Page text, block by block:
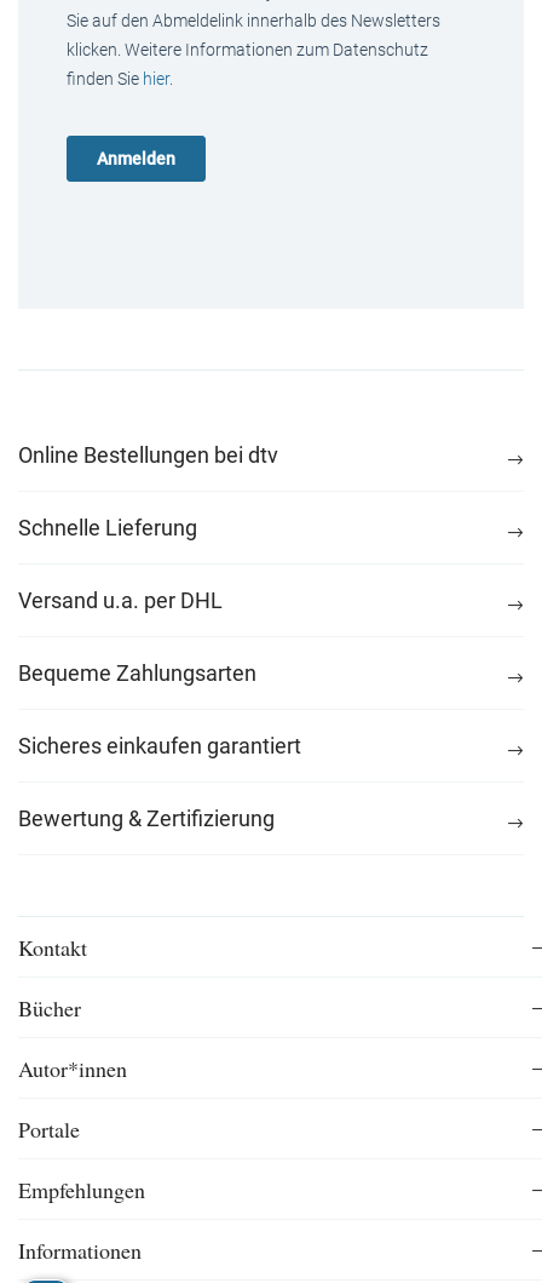
Sie auf den Abmeldelink innerhalb des Newsletters
klicken. Weitere Informationen zum Datenschutz
finden Sie hier.
Online Bestellungen bei dtv
Schnelle Lieferung
Versand u.a. per DHL
Bequeme Zahlungsarten
Sicheres einkaufen garantiert
Bewertung & Zertifizierung
Kontakt
Bücher
Autor*innen
Portale
Empfehlungen
Informationen